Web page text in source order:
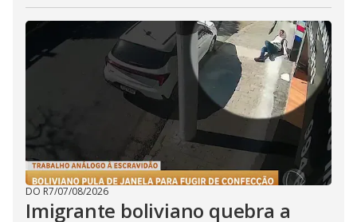
DO R7/07/08/2026
Imigrante boliviano quebra a